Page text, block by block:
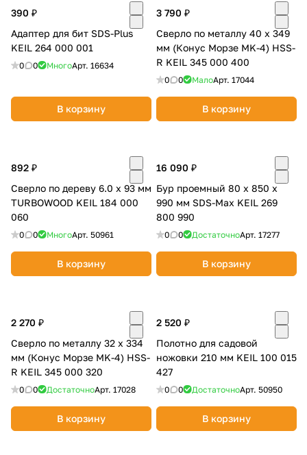
390 ₽
Адаптер для бит SDS-Plus
KEIL 264 000 001
0 0 МногоАрт. 16634
В корзину
3 790 ₽
Сверло по металлу 40 х 349
мм (Конус Морзе MK-4) HSS-
R KEIL 345 000 400
0 0 МалоАрт. 17044
В корзину
892 ₽
Сверло по дереву 6.0 х 93 мм
TURBOWOOD KEIL 184 000
060
0 0 МногоАрт. 50961
В корзину
16 090 ₽
Бур проемный 80 х 850 х
990 мм SDS-Max KEIL 269
800 990
0 0 ДостаточноАрт. 17277
В корзину
2 270 ₽
Сверло по металлу 32 х 334
мм (Конус Морзе MK-4) HSS-
R KEIL 345 000 320
0 0 ДостаточноАрт. 17028
В корзину
2 520 ₽
Полотно для садовой
ножовки 210 мм KEIL 100 015
427
0 0 ДостаточноАрт. 50950
В корзину